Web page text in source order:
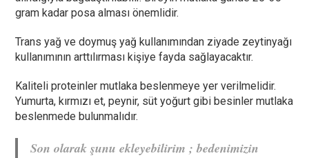
gram kadar posa alması önemlidir.
Trans yağ ve doymuş yağ kullanımından ziyade zeytinyağı
kullanımının arttılırması kişiye fayda sağlayacaktır.
Kaliteli proteinler mutlaka beslenmeye yer verilmelidir.
Yumurta, kırmızı et, peynir, süt yoğurt gibi besinler mutlaka
beslenmede bulunmalıdır.
Son olarak şunu ekleyebilirim ; bedenimizin